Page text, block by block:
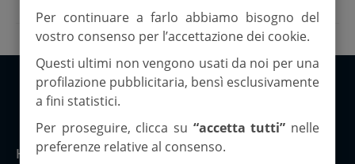
Copyright 2026 ©Corriere Cesenate
Home
Per continuare a farlo abbiamo bisogno del
vostro consenso per l’accettazione dei cookie.
Questi ultimi non vengono usati da noi per una
profilazione pubblicitaria, bensì esclusivamente
a fini statistici.
Per proseguire, clicca su “accetta tutti” nelle
preferenze relative al consenso.